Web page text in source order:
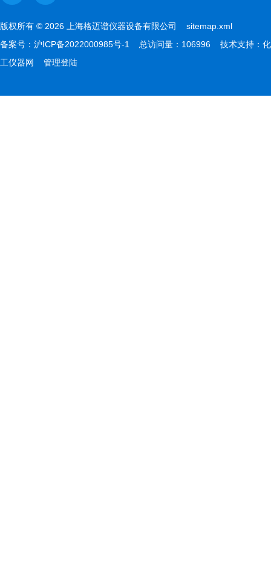
版权所有 © 2026 上海格迈谱仪器设备有限公司 sitemap.xml
备案号： 沪ICP备2022000985号-1 总访问量：106996 技术支持： 化
工仪器网
管理登陆